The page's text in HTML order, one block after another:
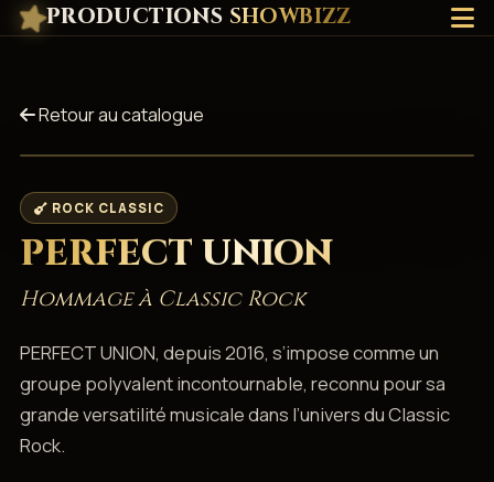
PRODUCTIONS SHOWBIZZ
Retour au catalogue
ROCK CLASSIC
PERFECT UNION
Hommage à Classic Rock
PERFECT UNION, depuis 2016, s’impose comme un
groupe polyvalent incontournable, reconnu pour sa
grande versatilité musicale dans l’univers du Classic
Rock.